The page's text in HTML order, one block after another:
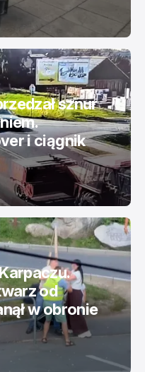
sznur
i ciągnik
od
w obronie